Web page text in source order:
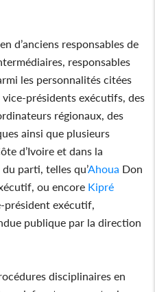
d’anciens responsables de
responsables
les personnalités citées
présidents exécutifs, des
régionaux, des
ainsi que plusieurs
d’Ivoire et dans la
du parti, telles qu’Ahoua Don
ou encore Kipré
président exécutif,
publique par la direction
disciplinaires en